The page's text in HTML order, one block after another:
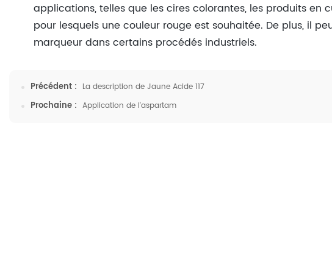
applications, telles que les cires colorantes, les produits en
pour lesquels une couleur rouge est souhaitée. De plus, il
marqueur dans certains procédés industriels.
Précédent : La description de Jaune Acide 117
Prochaine : Application de l'aspartam